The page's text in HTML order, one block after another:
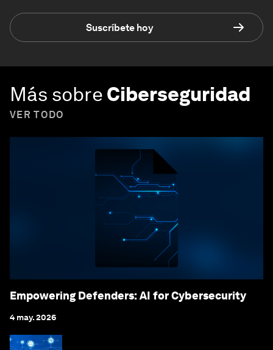
Suscríbete hoy
Más sobre Ciberseguridad
VER TODO
Empowering Defenders: AI for Cybersecurity
4 may. 2026